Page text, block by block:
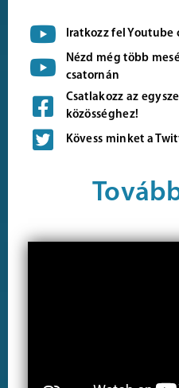
Iratkozz fel Youtube
Nézd még több
csatornán
Csatlakozz az
közösséghez!
Kövess minket a